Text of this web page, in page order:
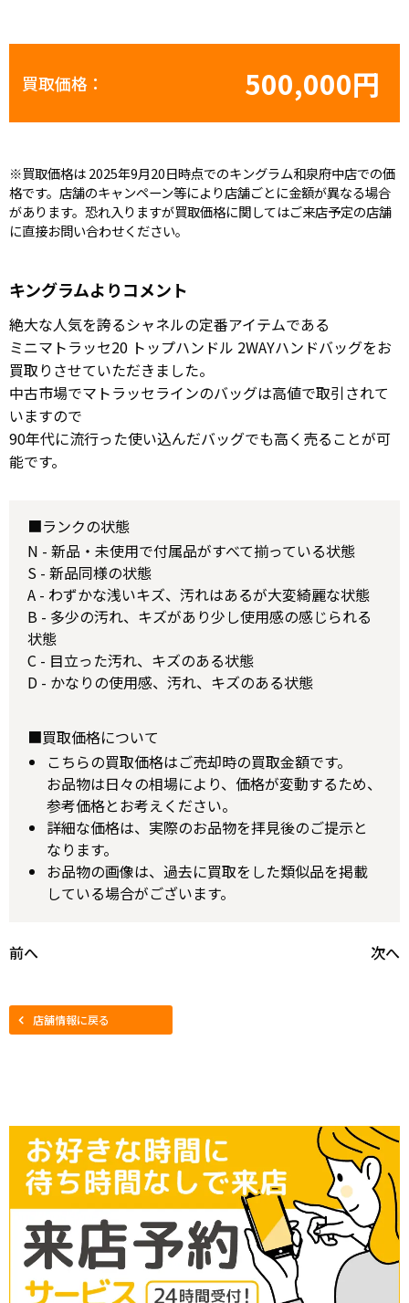
買取価格： 500,000円
※買取価格は 2025年9月20日時点でのキングラム和泉府中店での価
格です。店舗のキャンペーン等により店舗ごとに金額が異なる場合
があります。恐れ入りますが買取価格に関してはご来店予定の店舗
に直接お問い合わせください。
キングラムよりコメント
絶大な人気を誇るシャネルの定番アイテムである
ミニマトラッセ20 トップハンドル 2WAYハンドバッグをお
買取りさせていただきました。
中古市場でマトラッセラインのバッグは高値で取引されて
いますので
90年代に流行った使い込んだバッグでも高く売ることが可
能です。
■ランクの状態
N - 新品・未使用で付属品がすべて揃っている状態
S - 新品同様の状態
A - わずかな浅いキズ、汚れはあるが大変綺麗な状態
B - 多少の汚れ、キズがあり少し使用感の感じられる
状態
C - 目立った汚れ、キズのある状態
D - かなりの使用感、汚れ、キズのある状態
■買取価格について
こちらの買取価格はご売却時の買取金額です。
お品物は日々の相場により、価格が変動するため、
参考価格とお考えください。
詳細な価格は、実際のお品物を拝見後のご提示と
なります。
お品物の画像は、過去に買取をした類似品を掲載
している場合がございます。
前へ 次へ
店舗情報に戻る